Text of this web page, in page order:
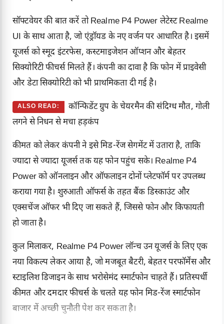
सॉफ्टवेयर की बात करें तो Realme P4 Power लेटेस्टRealme
UI के साथ आता है, जो एंड्रॉयड के नए वर्जन पर आधारित है। इसमें
यूजर्स को स्मूद इंटरफेस, कस्टमाइजेशन ऑप्शन और बेहतर
सिक्योरिटी फीचर्स मिलते हैं। कंपनी का दावा है कि फोन में प्राइवेसी
और डेटा सिक्योरिटी को भी प्राथमिकता दी गई है।
ALSO READ:
कॉन्फिडेंट ग्रुप के चेयरमैन की संदिग्ध मौत, गोली
लगने से निधन से मचा हड़कंप
कीमत को लेकर कंपनी ने इसे मिड-रेंज सेगमेंट में उतारा है, ताकि
ज्यादा से ज्यादा यूजर्स तक यह फोन पहुंच सके। Realme P4
Power को ऑनलाइन और ऑफलाइन दोनों प्लेटफॉर्म पर उपलब्ध
कराया गया है। शुरुआती ऑफर्स के तहत बैंक डिस्काउंट और
एक्सचेंज ऑफर भी दिए जा सकते हैं, जिससे फोन और किफायती
हो जाता है।
कुल मिलाकर, Realme P4 Power लॉन्च उन यूजर्स के लिए एक
नया विकल्प लेकर आया है, जो मजबूत बैटरी, बेहतर परफॉर्मेंस और
स्टाइलिश डिजाइन के साथ भरोसेमंद स्मार्टफोन चाहते हैं। प्रतिस्पर्धी
कीमत और दमदार फीचर्स के चलते यह फोन मिड-रेंज स्मार्टफोन
बाजार में अच्छी चुनौती पेश कर सकता है।